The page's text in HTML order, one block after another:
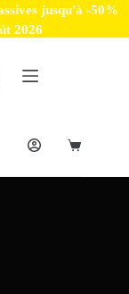
jusqu'à -50%
2026